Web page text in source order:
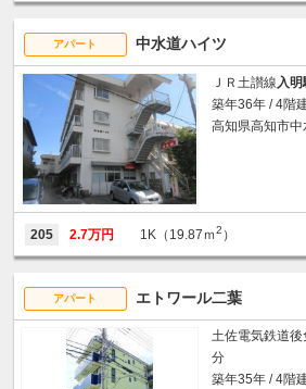
アパート 中水道ハイツ
ＪＲ土讃線 入明
築年36年 / 4階
高知県高知市中
205 2.7万円 1K（19.87ｍ2 ）
アパート エトワール二葉
土佐電気鉄道後
分
築年35年 / 4階